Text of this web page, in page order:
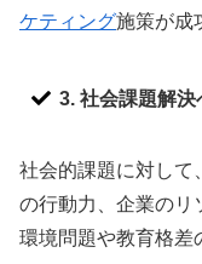
ケティング施策が成
3. 社会課題解決
社会的課題に対して
の行動力、企業のリ
環境問題や教育格差